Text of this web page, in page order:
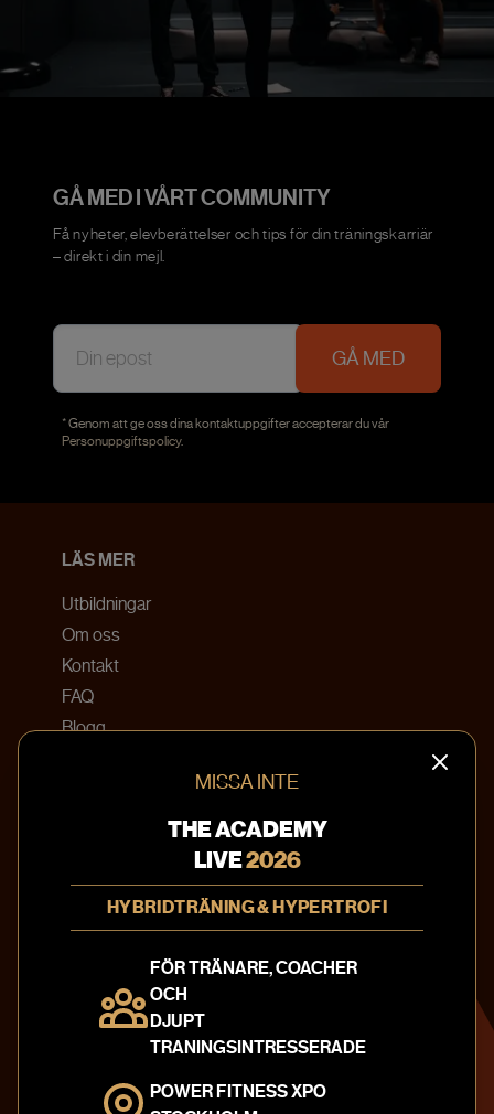
GÅ MED I VÅRT COMMUNITY
Få nyheter, elevberättelser och tips för din träningskarriär
– direkt i din mejl.
GÅ MED
* Genom att ge oss dina kontaktuppgifter accepterar du vår
Personuppgiftspolicy.
LÄS MER
Utbildningar
Om oss
Kontakt
FAQ
Blogg
info@theacademy.se
010-20 220 41
Integritetspolicy
MISSA INTE
THE ACADEMY
LIVE2026
HYBRIDTRÄNING & HYPERTROFI
FÖR TRÄNARE, COACHER
OCH
DJUPT
TRANINGSINTRESSERADE
POWER FITNESS XPO